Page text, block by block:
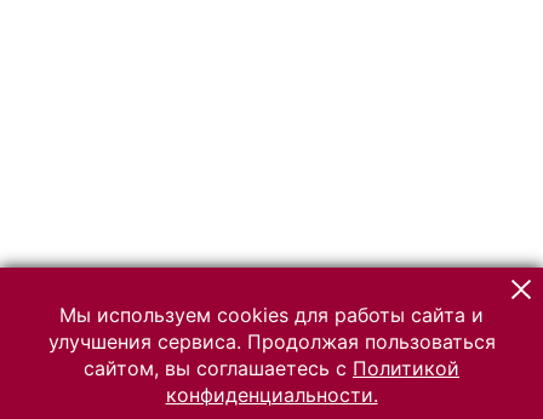
Мы используем cookies для работы сайта и
улучшения сервиса. Продолжая пользоваться
сайтом, вы соглашаетесь с Политикой
конфиденциальности.